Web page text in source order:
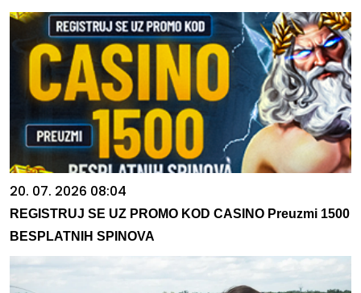
20. 07. 2026 08:04
REGISTRUJ SE UZ PROMO KOD CASINO Preuzmi 1500
BESPLATNIH SPINOVA